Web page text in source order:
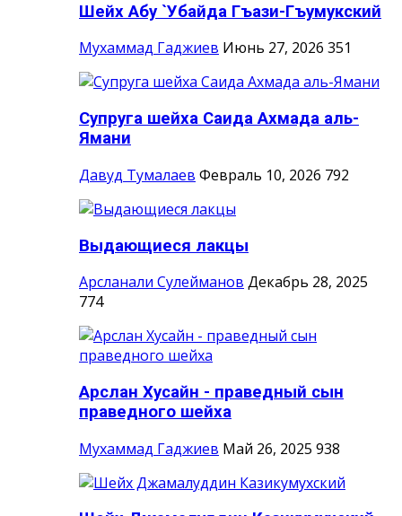
Шейх Абу `Убайда Гъази-Гъумукский
Мухаммад Гаджиев Июнь 27, 2026 351
Супруга шейха Саида Ахмада аль-
Ямани
Давуд Тумалаев Февраль 10, 2026 792
Выдающиеся лакцы
Арсланали Сулейманов Декабрь 28, 2025
774
Арслан Хусайн - праведный сын
праведного шейха
Мухаммад Гаджиев Май 26, 2025 938